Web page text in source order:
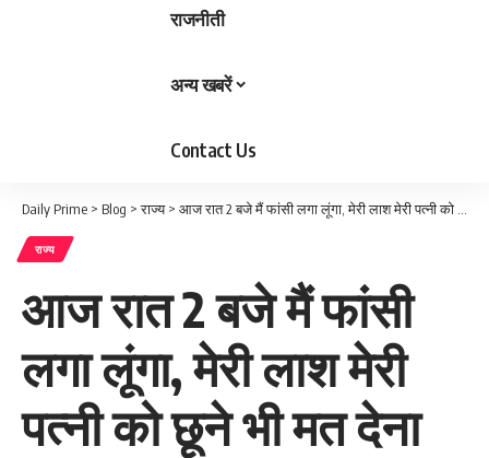
राजनीती
अन्य खबरें
Contact Us
Daily Prime > Blog >राज्य> आज रात 2 बजे मैं फांसी लगा लूंगा, मेरी लाश मेरी पत्नी को छूने भी मत देना
राज्य
आज रात 2 बजे मैं फांसी
लगा लूंगा, मेरी लाश मेरी
पत्नी को छूने भी मत देना